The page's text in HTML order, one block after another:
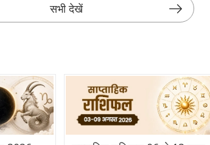
सभी देखें